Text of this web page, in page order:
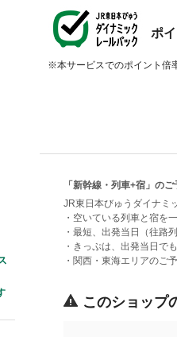
ポ
※本サービスでのポイント倍
「新幹線・列車+宿」の
JR東日本びゅうダイナミ
・空いている列車と宿を
・最短、出発当日（往路
・きっぷは、出発当日で
・関西・東海エリアのご
このショップ